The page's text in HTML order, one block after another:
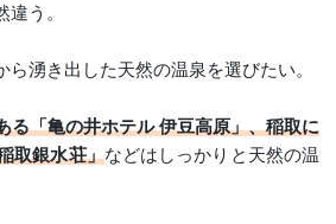
う。
湧き出した天然の温泉を選びたい。
「亀の井ホテル 伊豆高原」、稲取に
取銀水荘」などはしっかりと天然の温